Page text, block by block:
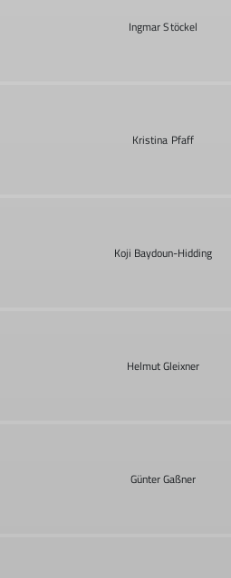
Ingmar Stöckel
Kristina Pfaff
Koji Baydoun-Hidding
Helmut Gleixner
Günter Gaßner